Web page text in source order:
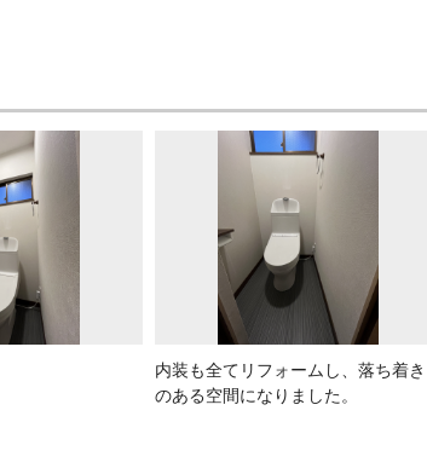
内装も全てリフォームし、落ち着き
のある空間になりました。